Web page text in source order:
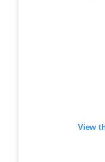
View